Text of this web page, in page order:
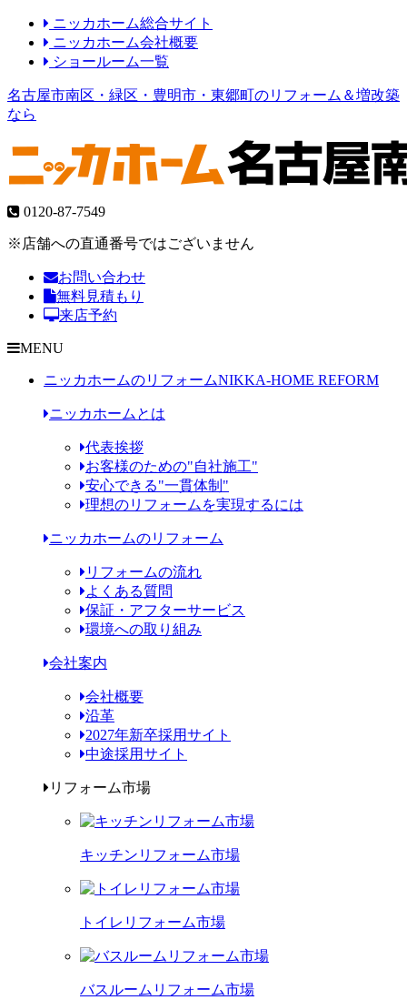
ニッカホーム総合サイト
ニッカホーム会社概要
ショールーム一覧
名古屋市南区・緑区・豊明市・東郷町のリフォーム＆増改築
なら
0120-87-7549
※店舗への直通番号ではございません
お問い合わせ
無料見積もり
来店予約
MENU
ニッカホームのリフォームNIKKA-HOME REFORM
ニッカホームとは
代表挨拶
お客様のための"自社施工"
安心できる"一貫体制"
理想のリフォームを実現するには
ニッカホームのリフォーム
リフォームの流れ
よくある質問
保証・アフターサービス
環境への取り組み
会社案内
会社概要
沿革
2027年新卒採用サイト
中途採用サイト
リフォーム市場
キッチンリフォーム市場
トイレリフォーム市場
バスルームリフォーム市場